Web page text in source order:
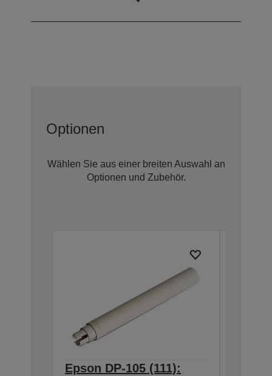
Optionen
Wählen Sie aus einer breiten Auswahl an
Optionen und Zubehör.
Epson DP-105 (111):